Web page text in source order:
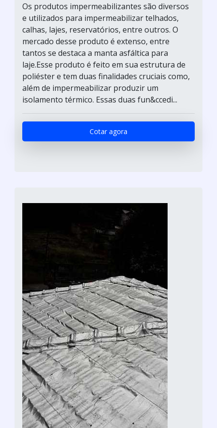
Os produtos impermeabilizantes são diversos
e utilizados para impermeabilizar telhados,
calhas, lajes, reservatórios, entre outros. O
mercado desse produto é extenso, entre
tantos se destaca a manta asfáltica para
laje.Esse produto é feito em sua estrutura de
poliéster e tem duas finalidades cruciais como,
além de impermeabilizar produzir um
isolamento térmico. Essas duas fun&ccedi...
Cotar agora